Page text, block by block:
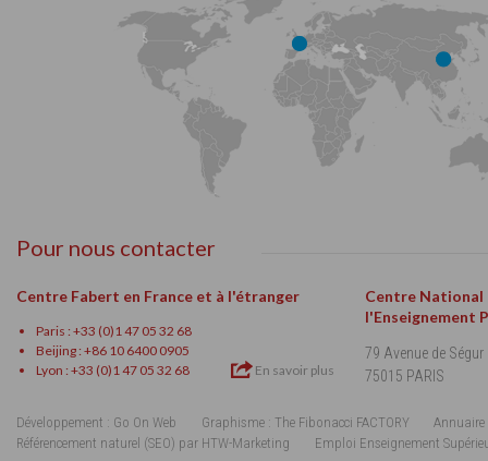
Pour nous contacter
Centre Fabert en France et à l'étranger
Paris : +33 (0)1 47 05 32 68
Beijing : +86 10 6400 0905
Lyon : +33 (0)1 47 05 32 68
En savoir plus
Centre National
l'Enseignement
79 Avenue de Ségur
75015 PARIS
Développement : Go On Web Graphisme : The Fibonacci FACTORY
Annuaire
Référencement naturel (SEO) par HTW-Marketing
Emploi Enseignement